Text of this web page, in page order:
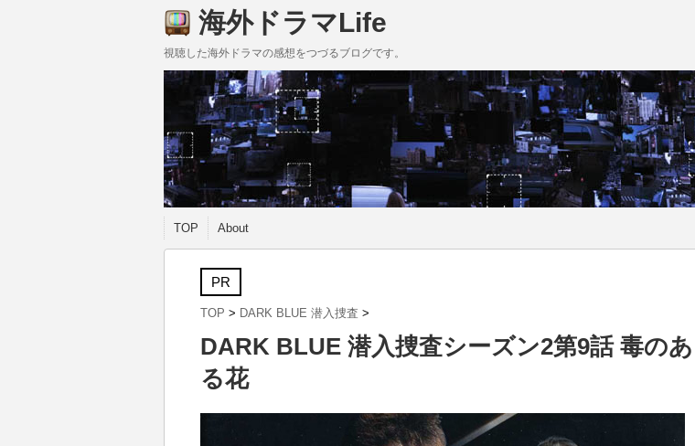
海外ドラマLife
視聴した海外ドラマの感想をつづるブログです。
TOP About
PR
TOP > DARK BLUE 潜入捜査 >
DARK BLUE 潜入捜査シーズン2第9話 毒のあ
る花